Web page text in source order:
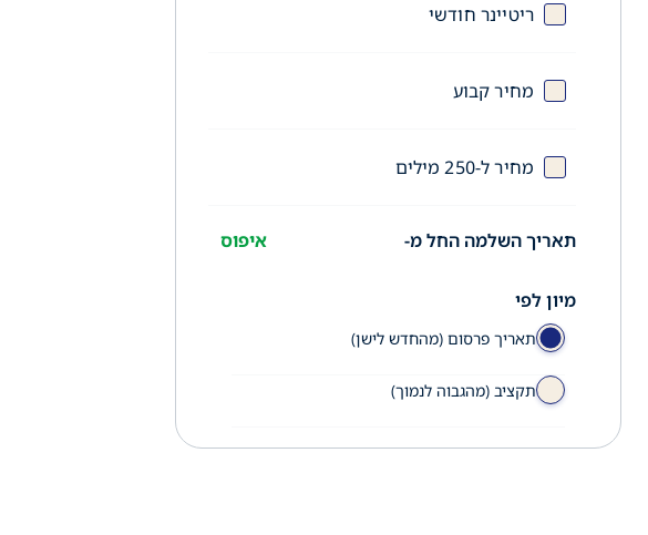
ריטיינר חודשי
מחיר קבוע
מחיר ל-250 מילים
תאריך השלמה החל מ- איפוס
מיון לפי
תאריך פרסום (מהחדש לישן)
תקציב (מהגבוה לנמוך)